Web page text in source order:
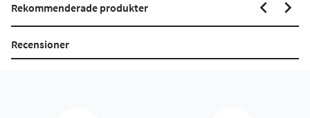
Rekommenderade produkter
Recensioner